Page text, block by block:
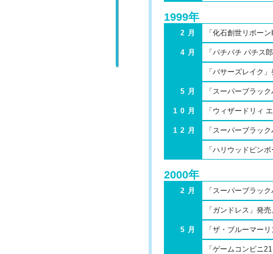
1999年
2月 「化石創世リボー
4月 「パチパチ パチス
「バサーズレイク
5月 「スーパーブラッ
10月 「ウィザードリィ
12月 「スーパーブラッ
「ハリウッドピン
2000年
2月 「スーパーブラッ
「ガンドレス」発売
5月 「ザ・ブルーマー
「ゲームコンビニ